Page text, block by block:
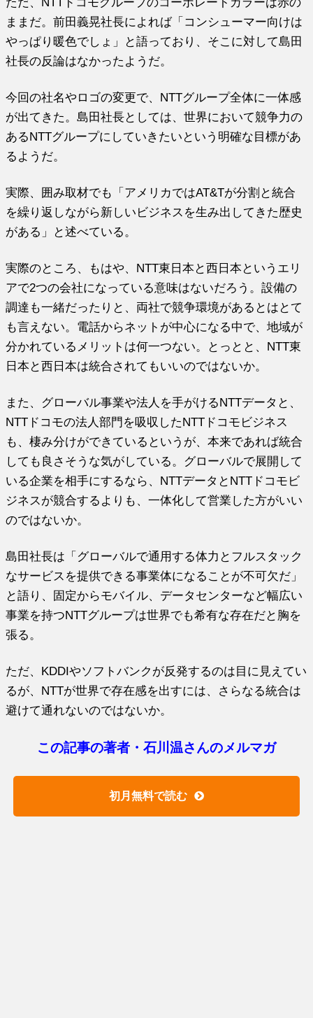
ままだ。前田義晃社長によれば「コンシューマー向けは
やっぱり暖色でしょ」と語っており、そこに対して島田
社長の反論はなかったようだ。
今回の社名やロゴの変更で、NTTグループ全体に一体感
が出てきた。島田社長としては、世界において競争力の
あるNTTグループにしていきたいという明確な目標があ
るようだ。
実際、囲み取材でも「アメリカではAT&Tが分割と統合
を繰り返しながら新しいビジネスを生み出してきた歴史
がある」と述べている。
実際のところ、もはや、NTT東日本と西日本というエリ
アで2つの会社になっている意味はないだろう。設備の
調達も一緒だったりと、両社で競争環境があるとはとて
も言えない。電話からネットが中心になる中で、地域が
分かれているメリットは何一つない。とっとと、NTT東
日本と西日本は統合されてもいいのではないか。
また、グローバル事業や法人を手がけるNTTデータと、
NTTドコモの法人部門を吸収したNTTドコモビジネス
も、棲み分けができているというが、本来であれば統合
しても良さそうな気がしている。グローバルで展開して
いる企業を相手にするなら、NTTデータとNTTドコモビ
ジネスが競合するよりも、一体化して営業した方がいい
のではないか。
島田社長は「グローバルで通用する体力とフルスタック
なサービスを提供できる事業体になることが不可欠だ」
と語り、固定からモバイル、データセンターなど幅広い
事業を持つNTTグループは世界でも希有な存在だと胸を
張る。
ただ、KDDIやソフトバンクが反発するのは目に見えてい
るが、NTTが世界で存在感を出すには、さらなる統合は
避けて通れないのではないか。
この記事の著者・石川温さんのメルマガ
初月無料で読む